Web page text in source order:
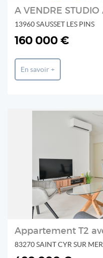
13960 SAUSSET LES PINS
160 000 €
En savoir +
83270 SAINT CYR SUR MER